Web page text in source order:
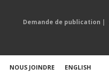
Demande de publication |
NOUS JOINDRE ENGLISH